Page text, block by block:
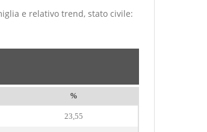
e relativo trend, stato civile:
%
23,55